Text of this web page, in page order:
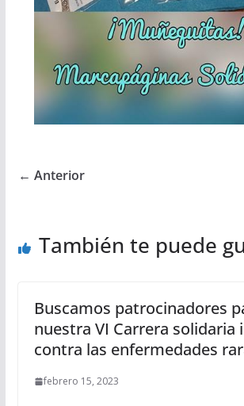
← Anterior
También te puede
Buscamos patrocinadores
nuestra VI Carrera solidaria
contra las enfermedades
febrero 15, 2023